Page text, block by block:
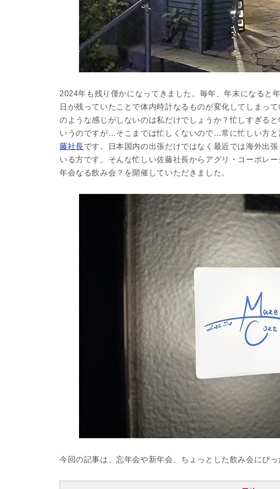
2024年も残り僅かになってきました。毎年、年末になると
日が残っていたことで体内時計なるものが変化してしまっ
のような感じがしないのは私だけでしょうか？忙しすぎる
いうのですが…そこまでは忙しくないので…常に忙しい方
藤社長です。日本国内の出張だけではなく最近では海外出
いる方です。そんな忙しい佐藤社長からアグリ・コーポレ
年会なる飲み会？を開催していただきました。
今回の記事は、忘年会や新年会、ちょっとした飲み会にぴ